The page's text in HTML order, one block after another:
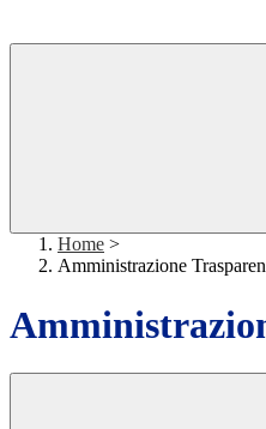
Home >
Amministrazione